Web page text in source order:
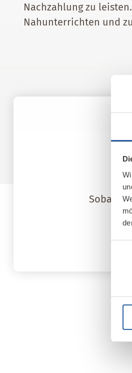
Nachzahlung zu
Nahunterrichten und
Sobald